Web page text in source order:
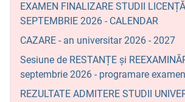
EXAMEN FINALIZARE STUDII
SEPTEMBRIE 2026 - CALENDAR
CAZARE - an universitar 2026 - 2027
Sesiune de RESTANȚE și
septembrie 2026 - programare
REZULTATE ADMITERE STUDII